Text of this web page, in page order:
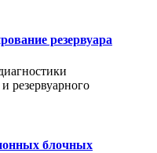
резервуара
резервуарного
блочных